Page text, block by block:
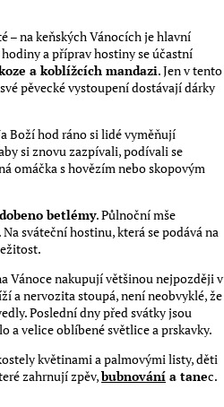
– na keňských Vánocích je hlavní
a příprav hostiny se účastní
a koblížcích mandazi. Jen v tento
pěvecké vystoupení dostávají dárky
Boží hod ráno si lidé vyměňují
si znovu zazpívali, podívali se
omáčka s hovězím nebo skopovým
betlémy. Půlnoční mše
sváteční hostinu, která se podává na
Vánoce nakupují většinou nejpozději v
a nervozita stoupá, není neobvyklé, že
Poslední dny před svátky jsou
velice oblíbené světlice a prskavky.
květinami a palmovými listy, děti
zahrnují zpěv,bubnování a tanec.